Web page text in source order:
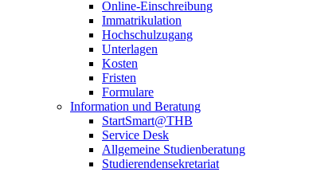
Online-Einschreibung
Immatrikulation
Hochschulzugang
Unterlagen
Kosten
Fristen
Formulare
Information und Beratung
StartSmart@THB
Service Desk
Allgemeine Studienberatung
Studierendensekretariat